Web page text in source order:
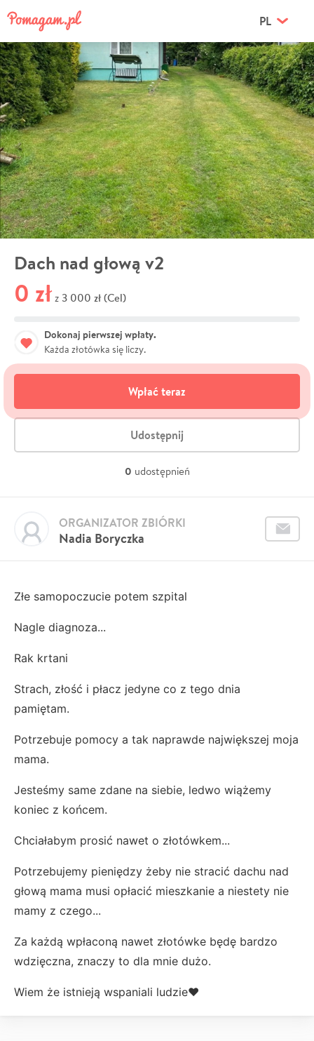
PL
Dach nad głową v2
0 zł z 3 000 zł (Cel)
Dokonaj pierwszej wpłaty.
Każda złotówka się liczy.
Wpłać teraz
Udostępnij
0 udostępnień
Nadia Boryczka
ORGANIZATOR ZBIÓRKI
Złe samopoczucie potem szpital
Nagle diagnoza...
Rak krtani
Strach, złość i płacz jedyne co z tego dnia
pamiętam.
Potrzebuje pomocy a tak naprawde największej moja
mama.
Jesteśmy same zdane na siebie, ledwo wiążemy
koniec z końcem.
Chciałabym prosić nawet o złotówkem...
Potrzebujemy pieniędzy żeby nie stracić dachu nad
głową mama musi opłacić mieszkanie a niestety nie
mamy z czego...
Za każdą wpłaconą nawet złotówke będę bardzo
wdzięczna, znaczy to dla mnie dużo.
Wiem że istnieją wspaniali ludzie❤️